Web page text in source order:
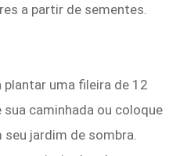
a partir de sementes.
uma fileira de 12
caminhada ou coloque
jardim de sombra.